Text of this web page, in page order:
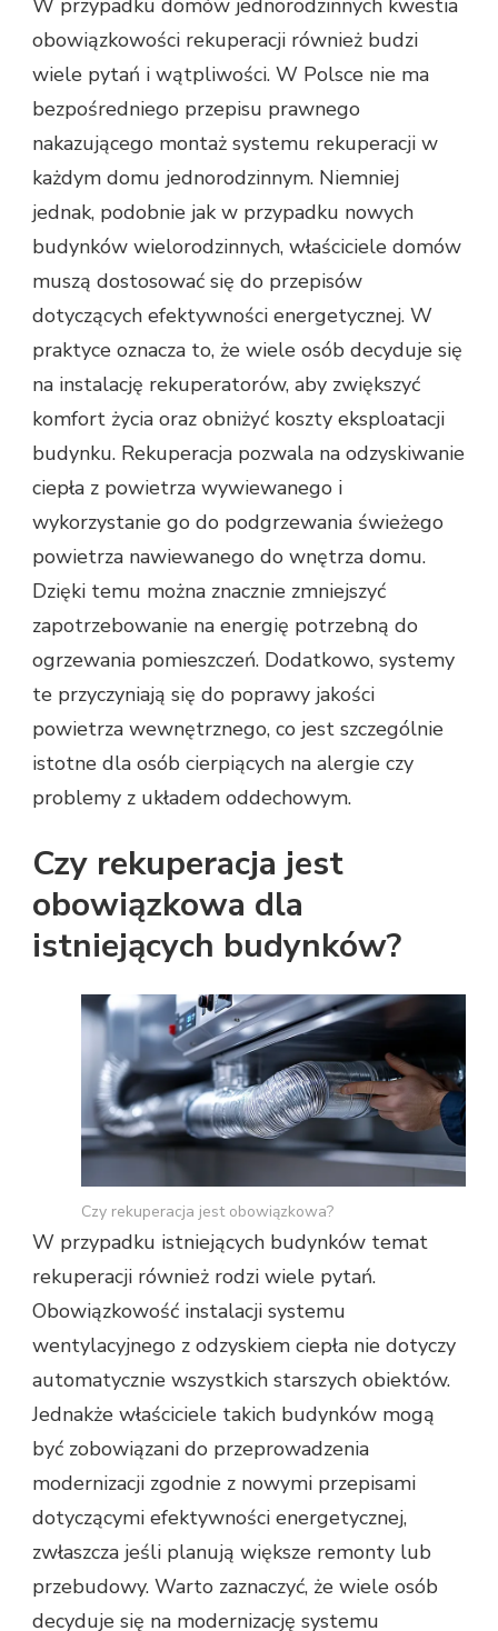
W przypadku domów jednorodzinnych kwestia
obowiązkowości rekuperacji również budzi
wiele pytań i wątpliwości. W Polsce nie ma
bezpośredniego przepisu prawnego
nakazującego montaż systemu rekuperacji w
każdym domu jednorodzinnym. Niemniej
jednak, podobnie jak w przypadku nowych
budynków wielorodzinnych, właściciele domów
muszą dostosować się do przepisów
dotyczących efektywności energetycznej. W
praktyce oznacza to, że wiele osób decyduje się
na instalację rekuperatorów, aby zwiększyć
komfort życia oraz obniżyć koszty eksploatacji
budynku. Rekuperacja pozwala na odzyskiwanie
ciepła z powietrza wywiewanego i
wykorzystanie go do podgrzewania świeżego
powietrza nawiewanego do wnętrza domu.
Dzięki temu można znacznie zmniejszyć
zapotrzebowanie na energię potrzebną do
ogrzewania pomieszczeń. Dodatkowo, systemy
te przyczyniają się do poprawy jakości
powietrza wewnętrznego, co jest szczególnie
istotne dla osób cierpiących na alergie czy
problemy z układem oddechowym.
Czy rekuperacja jest
obowiązkowa dla
istniejących budynków?
Czy rekuperacja jest obowiązkowa?
W przypadku istniejących budynków temat
rekuperacji również rodzi wiele pytań.
Obowiązkowość instalacji systemu
wentylacyjnego z odzyskiem ciepła nie dotyczy
automatycznie wszystkich starszych obiektów.
Jednakże właściciele takich budynków mogą
być zobowiązani do przeprowadzenia
modernizacji zgodnie z nowymi przepisami
dotyczącymi efektywności energetycznej,
zwłaszcza jeśli planują większe remonty lub
przebudowy. Warto zaznaczyć, że wiele osób
decyduje się na modernizację systemu